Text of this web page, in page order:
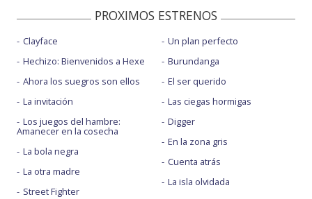
PROXIMOS ESTRENOS
Clayface
Hechizo: Bienvenidos a Hexe
Ahora los suegros son ellos
La invitación
Los juegos del hambre:
Amanecer en la cosecha
La bola negra
La otra madre
Street Fighter
Un plan perfecto
Burundanga
El ser querido
Las ciegas hormigas
Digger
En la zona gris
Cuenta atrás
La isla olvidada